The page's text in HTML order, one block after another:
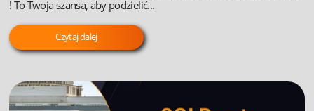
! To Twoja szansa, aby podzielić...
Czytaj dalej